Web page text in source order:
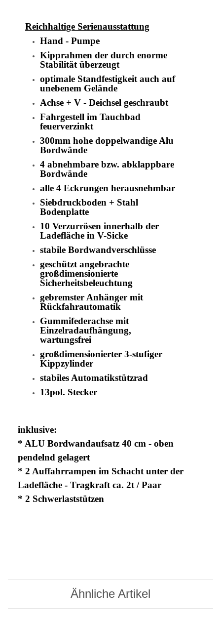
Reichhaltige Serienausstattung
Hand - Pumpe
Kipprahmen der durch enorme
Stabilität überzeugt
optimale Standfestigkeit auch auf
unebenem Gelände
Achse + V - Deichsel geschraubt
Fahrgestell im Tauchbad
feuerverzinkt
300mm hohe doppelwandige Alu
Bordwände
4 abnehmbare bzw. abklappbare
Bordwände
alle 4 Eckrungen herausnehmbar
Siebdruckboden + Stahl
Bodenplatte
10 Verzurrösen innerhalb der
Ladefläche in V-Sicke
stabile Bordwandverschlüsse
geschützt angebrachte
großdimensionierte
Sicherheitsbeleuchtung
gebremster Anhänger mit
Rückfahrautomatik
Gummifederachse mit
Einzelradaufhängung,
wartungsfrei
großdimensionierter 3-stufiger
Kippzylinder
stabiles Automatikstützrad
13pol. Stecker
inklusive:
* ALU Bordwandaufsatz 40 cm - oben
pendelnd gelagert
* 2 Auffahrrampen im Schacht unter der
Ladefläche - Tragkraft ca. 2t / Paar
* 2 Schwerlaststützen
Ähnliche Artikel